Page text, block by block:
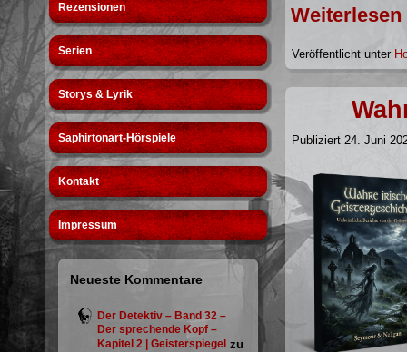
Rezensionen
Serien
Storys & Lyrik
Saphirtonart-Hörspiele
Kontakt
Impressum
Neueste Kommentare
Der Detektiv – Band 32 –
Der sprechende Kopf –
Kapitel 2 | Geisterspiegel zu
Weiterlesen
Veröffentlicht unter
Publiziert 24. Juni